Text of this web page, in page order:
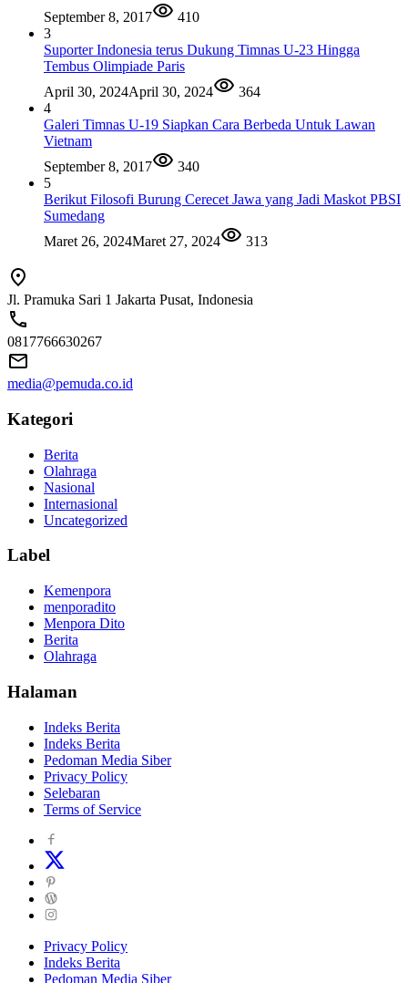
September 8, 2017
410
3
Suporter Indonesia terus Dukung Timnas U-23 Hingga
Tembus Olimpiade Paris
April 30, 2024April 30, 2024
364
4
Galeri Timnas U-19 Siapkan Cara Berbeda Untuk Lawan
Vietnam
September 8, 2017
340
5
Berikut Filosofi Burung Cerecet Jawa yang Jadi Maskot PBSI
Sumedang
Maret 26, 2024Maret 27, 2024 313
Jl. Pramuka Sari 1 Jakarta Pusat, Indonesia
0817766630267
media@pemuda.co.id
Kategori
Berita
Olahraga
Nasional
Internasional
Uncategorized
Label
Kemenpora
menporadito
Menpora Dito
Berita
Olahraga
Halaman
Indeks Berita
Indeks Berita
Pedoman Media Siber
Privacy Policy
Selebaran
Terms of Service
Privacy Policy
Indeks Berita
Pedoman Media Siber